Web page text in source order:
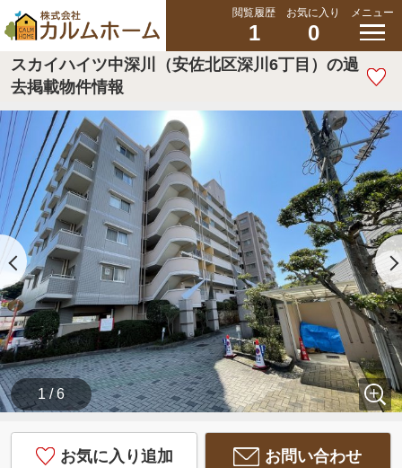
閲覧履歴
1
お気に入り
0
メニュー
スカイハイツ中深川（安佐北区深川6丁目）の過
去掲載物件情報
1 / 6
お気に入り追加 お問い合わせ